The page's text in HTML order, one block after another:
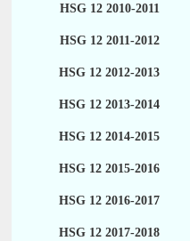
HSG 12 2010-2011
HSG 12 2011-2012
HSG 12 2012-2013
HSG 12 2013-2014
HSG 12 2014-2015
HSG 12 2015-2016
HSG 12 2016-2017
HSG 12 2017-2018